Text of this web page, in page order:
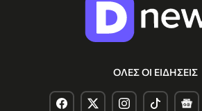
ΟΛΕΣ ΟΙ ΕΙΔΗΣΕΙΣ